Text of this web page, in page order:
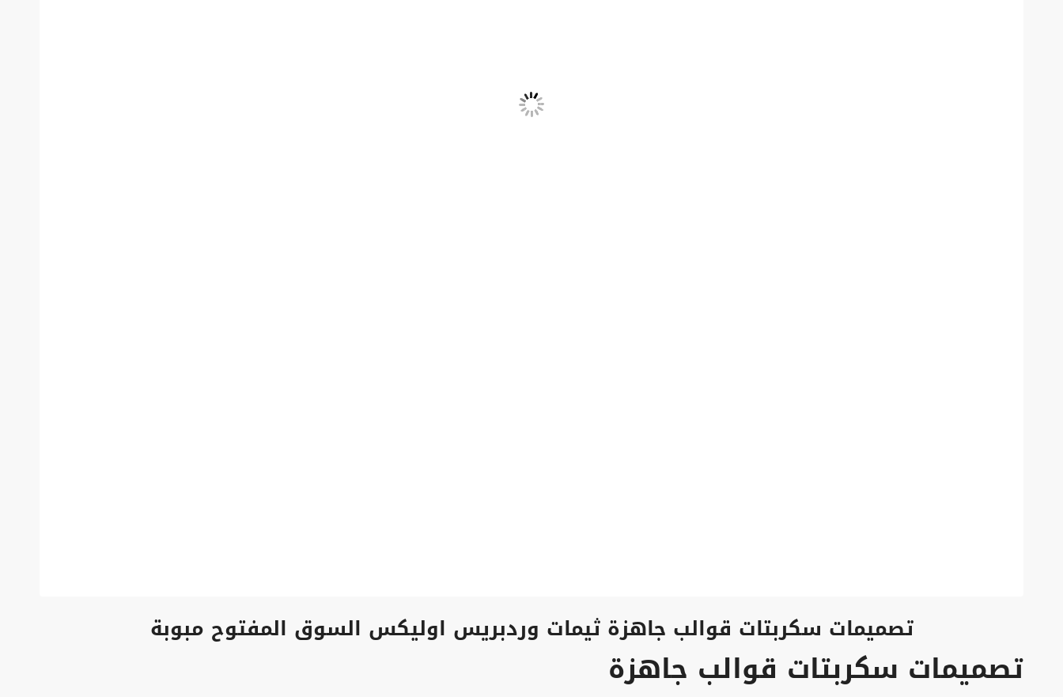
تصميمات سكربتات قوالب جاهزة ثيمات وردبريس اوليكس السوق المفتوح مبوبة
تصميمات سكربتات قوالب جاهزة